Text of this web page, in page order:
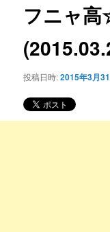
ン
テ
ン
ツ
フニャ
投稿日時:2015年3月